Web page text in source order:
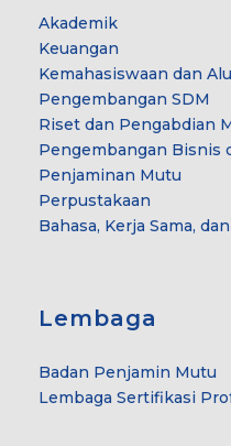
Akademik
Keuangan
Kemahasiswaan dan
Pengembangan SDM
Riset dan Pengabdian
Pengembangan Bisnis
Penjaminan Mutu
Perpustakaan
Bahasa, Kerja Sama,
Lembaga
Badan Penjamin Mutu
Lembaga Sertifikasi